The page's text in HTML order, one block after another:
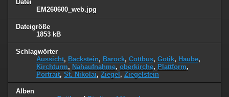
Datei
EM260600_web.jpg
Dateigröße
1853 kB
Schlagwörter
Aussicht, Backstein, Barock, Cottbus, Gotik, Haube,
Kirchturm, Nahaufnahme, oberkirche, Plattform,
Portrait, St. Nikolai, Ziegel, Ziegelstein
Alben